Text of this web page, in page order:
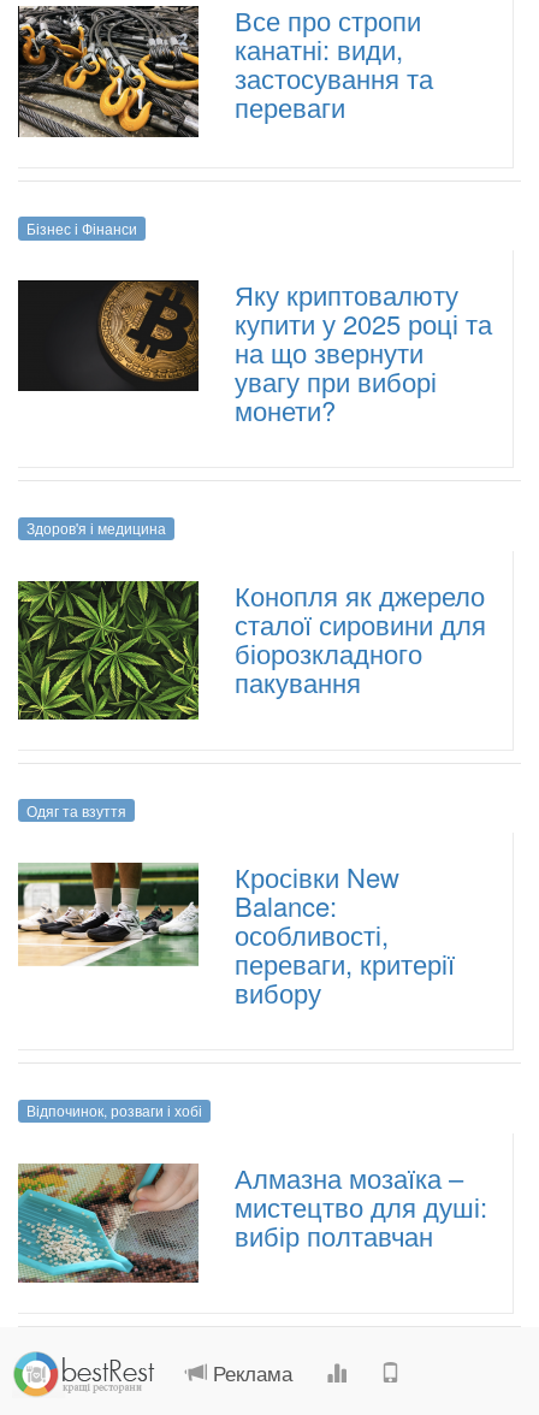
Все про стропи
канатні: види,
застосування та
переваги
Бізнес і Фінанси
Яку криптовалюту
купити у 2025 році та
на що звернути
увагу при виборі
монети?
Здоров'я і медицина
Конопля як джерело
сталої сировини для
біорозкладного
пакування
Одяг та взуття
Кросівки New
Balance:
особливості,
переваги, критерії
вибору
Відпочинок, розваги і хобі
Алмазна мозаїка –
мистецтво для душі:
вибір полтавчан
Реклама